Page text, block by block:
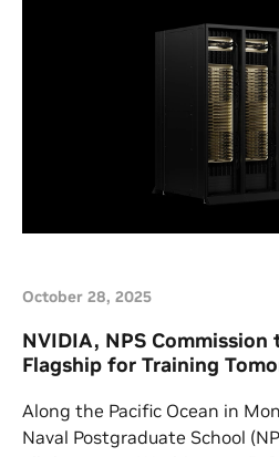
October 28, 2025
NVIDIA, NPS Commission
Flagship for Training
Along the Pacific Ocean in
Naval Postgraduate School